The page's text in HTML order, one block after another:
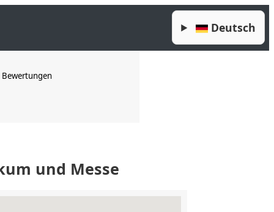
Deutsch
Bewertungen
und Messe